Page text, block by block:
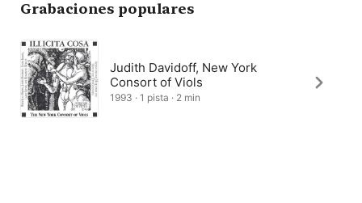
Grabaciones populares
Judith Davidoff, New York
Consort of Viols
1993 · 1 pista · 2 min